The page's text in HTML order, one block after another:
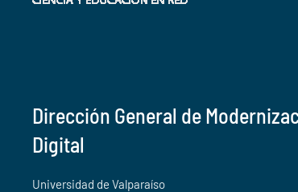
Dirección General de
Digital
Universidad de Valparaíso